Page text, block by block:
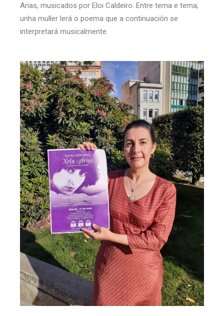
Arias, musicados por Eloi Caldeiro. Entre tema e tema,
unha muller lerá o poema que a continuación se
interpretará musicalmente.